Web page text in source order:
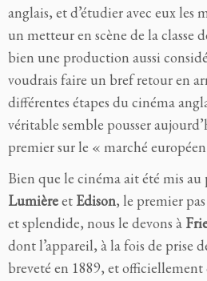
anglais, et d’étudier avec eux les
un metteur en scène de la classe
bien une production aussi
voudrais faire un bref retour en
différentes étapes du cinéma
véritable semble pousser
premier sur le « marché
Bien que le cinéma ait été mis au
LumièreetEdison, le premier
et splendide, nous le devons à
dont l’appareil, à la fois de prise
breveté en 1889, et officiellement